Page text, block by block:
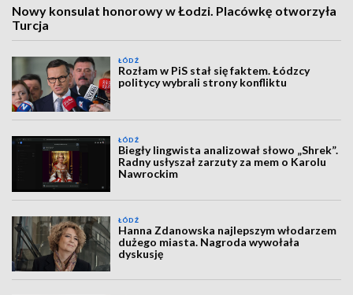
Nowy konsulat honorowy w Łodzi. Placówkę otworzyła
Turcja
ŁÓDŹ
Rozłam w PiS stał się faktem. Łódzcy
politycy wybrali strony konfliktu
ŁÓDŹ
Biegły lingwista analizował słowo „Shrek”.
Radny usłyszał zarzuty za mem o Karolu
Nawrockim
ŁÓDŹ
Hanna Zdanowska najlepszym włodarzem
dużego miasta. Nagroda wywołała
dyskusję